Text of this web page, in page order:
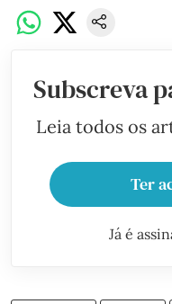
Subscreva
Leia todos os
Ter
Já é